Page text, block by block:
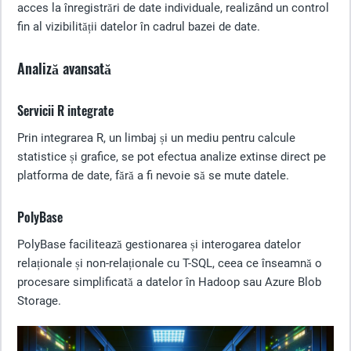
acces la înregistrări de date individuale, realizând un control
fin al vizibilității datelor în cadrul bazei de date.
Analiză avansată
Servicii R integrate
Prin integrarea R, un limbaj și un mediu pentru calcule
statistice și grafice, se pot efectua analize extinse direct pe
platforma de date, fără a fi nevoie să se mute datele.
PolyBase
PolyBase facilitează gestionarea și interogarea datelor
relaționale și non-relaționale cu T-SQL, ceea ce înseamnă o
procesare simplificată a datelor în Hadoop sau Azure Blob
Storage.